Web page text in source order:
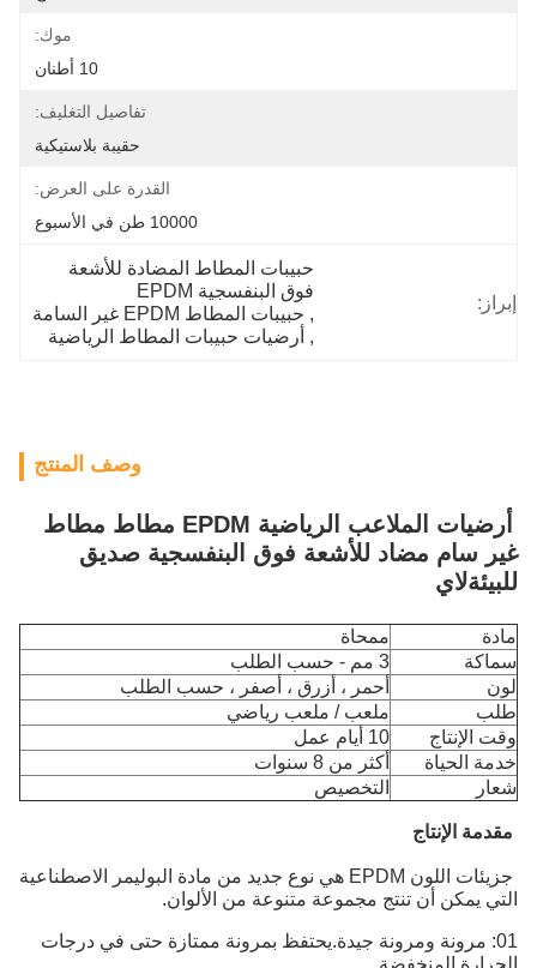
موك:
10 أطنان
تفاصيل التغليف:
حقيبة بلاستيكية
القدرة على العرض:
10000 طن في الأسبوع
إبراز:
حبيبات المطاط المضادة للأشعة
فوق البنفسجية EPDM
, حبيبات المطاط EPDM غير السامة
, أرضيات حبيبات المطاط الرياضية
وصف المنتج
أرضيات الملاعب الرياضية EPDM مطاط مطاط
غير سام مضاد للأشعة فوق البنفسجية صديق
للبيئةلاي
مادة
ممحاة
سماكة
3 مم - حسب الطلب
لون
أحمر ، أزرق ، أصفر ، حسب الطلب
طلب
ملعب / ملعب رياضي
وقت الإنتاج
10 أيام عمل
خدمة الحياة
أكثر من 8 سنوات
شعار
التخصيص
مقدمة الإنتاج
جزيئات اللون EPDM هي نوع جديد من مادة البوليمر الاصطناعية
التي يمكن أن تنتج مجموعة متنوعة من الألوان.
01: مرونة ومرونة جيدة.يحتفظ بمرونة ممتازة حتى في درجات
الحرارة المنخفضة.